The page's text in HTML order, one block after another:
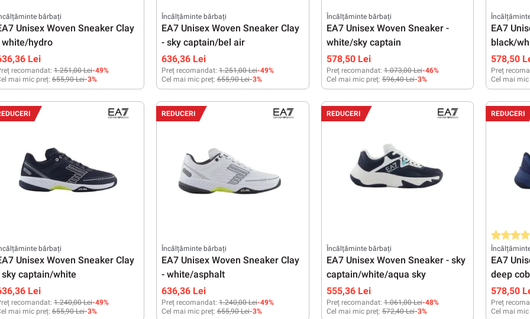
bărbați
Unisex Woven Sneaker Clay
white/hydro
Lei
recomandat: 1.251,00 Lei-49%
mai mic preț: 655,90 Lei-3%
1/3 42 42 2/3
44 2/3
Încălțăminte bărbați
EA7 Unisex Woven Sneaker Clay
- sky captain/bel air
636,36 Lei
Preț recomandat: 1.251,00 Lei-49%
Cel mai mic preț:655,90 Lei-3%
41 1/342 2/3
45 1/3
Încălțăminte bărbați
EA7 Unisex Woven Sneaker -
white/sky captain
578,50 Lei
Preț recomandat: 1.073,00 Lei-46%
Cel mai mic preț:596,40 Lei-3%
41 1/3 42 44
46 2/3
EA7
black/
578,50
Preț
Cel mai
42 43 1/
bărbați
Unisex Woven Sneaker Clay
sky captain/white
Lei
recomandat: 1.240,00 Lei-49%
mai mic preț: 655,90 Lei-3%
REDUCERI
Încălțăminte bărbați
EA7 Unisex Woven Sneaker Clay
- white/asphalt
636,36 Lei
Preț recomandat: 1.240,00 Lei-49%
Cel mai mic preț:655,90 Lei-3%
REDUCERI
Încălțăminte bărbați
EA7 Unisex Woven Sneaker - sky
captain/white/aqua sky
555,36 Lei
Preț recomandat: 1.061,00 Lei-48%
Cel mai mic preț:572,40 Lei-3%
REDUCERI
Evaluarea
EA7
deep
578,50
Preț
Cel mai